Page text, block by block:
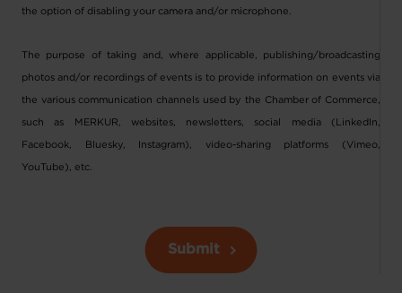
the option of disabling your camera and/or microphone.
The purpose of taking and, where applicable, publishing/broadcasting
photos and/or recordings of events is to provide information on events via
the various communication channels used by the Chamber of Commerce,
such as MERKUR, websites, newsletters, social media (LinkedIn,
Facebook, Bluesky, Instagram), video-sharing platforms (Vimeo,
YouTube), etc.
Submit